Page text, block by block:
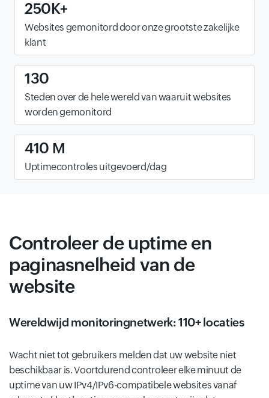
250K+
Websites gemonitord door onze grootste zakelijke
klant
130
Steden over de hele wereld van waaruit websites
worden gemonitord
410 M
Uptimecontroles uitgevoerd/dag
Controleer de uptime en
paginasnelheid van de
website
Wereldwijd monitoringnetwerk: 110+ locaties
Wacht niet tot gebruikers melden dat uw website niet
beschikbaar is. Voortdurend controleer elke minuut de
uptime van uw IPv4/IPv6-compatibele websites vanaf